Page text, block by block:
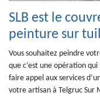
SLB est le
peinture sur
Vous souhaitez peindre
que c’est une opération
faire appel aux services
votre artisan à Telgruc Sur